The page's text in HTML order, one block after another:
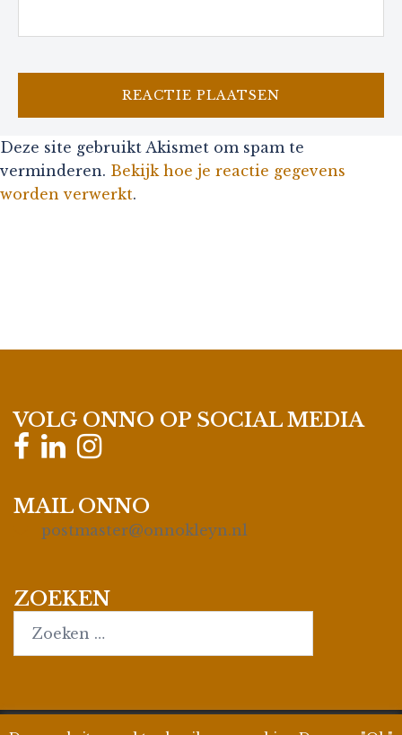
Deze site gebruikt Akismet om spam te
verminderen. Bekijk hoe je reactie gegevens
worden verwerkt.
VOLG ONNO OP SOCIAL MEDIA
MAIL ONNO
postmaster@onnokleyn.nl
ZOEKEN
Search…